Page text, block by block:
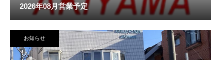
2026年08月営業予定
お知らせ